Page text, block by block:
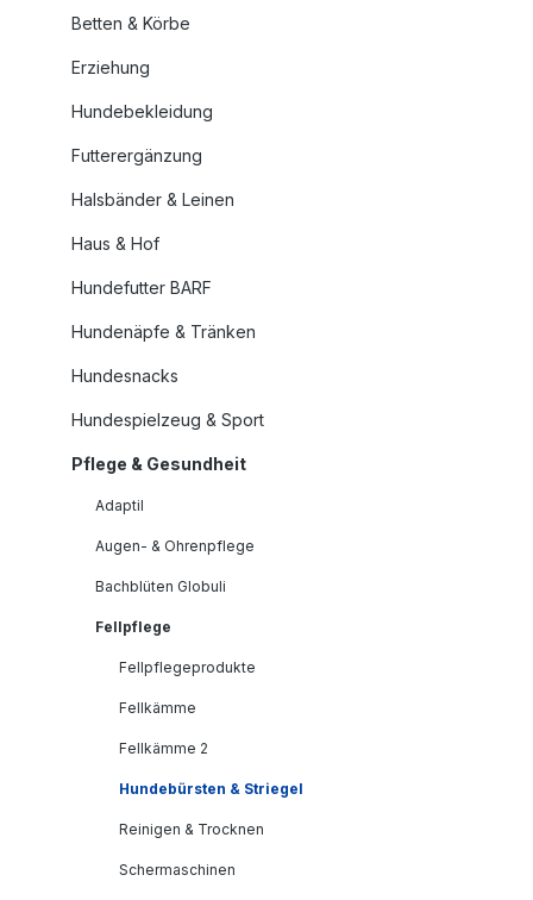
Betten & Körbe
Erziehung
Hundebekleidung
Futterergänzung
Halsbänder & Leinen
Haus & Hof
Hundefutter BARF
Hundenäpfe & Tränken
Hundesnacks
Hundespielzeug & Sport
Pflege & Gesundheit
Adaptil
Augen- & Ohrenpflege
Bachblüten Globuli
Fellpflege
Fellpflegeprodukte
Fellkämme
Fellkämme 2
Hundebürsten & Striegel
Reinigen & Trocknen
Schermaschinen